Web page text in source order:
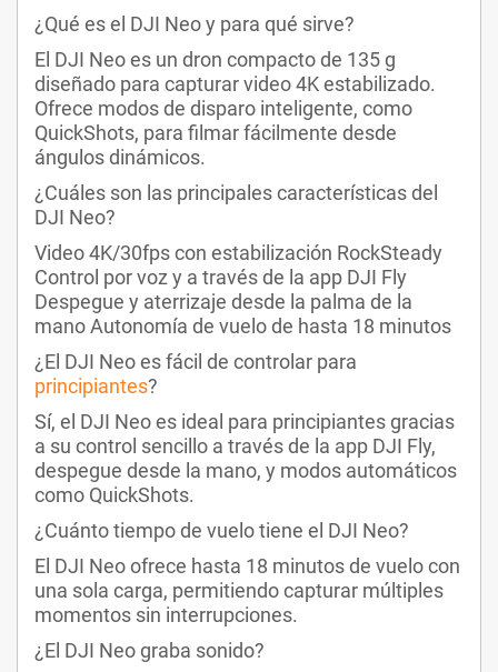
¿Qué es el DJI Neo y para qué sirve?
El DJI Neo es un dron compacto de 135 g
diseñado para capturar video 4K estabilizado.
Ofrece modos de disparo inteligente, como
QuickShots, para filmar fácilmente desde
ángulos dinámicos.
¿Cuáles son las principales características del
DJI Neo?
Video 4K/30fps con estabilización RockSteady
Control por voz y a través de la app DJI Fly
Despegue y aterrizaje desde la palma de la
mano Autonomía de vuelo de hasta 18 minutos
¿El DJI Neo es fácil de controlar para
principiantes?
Sí, el DJI Neo es ideal para principiantes gracias
a su control sencillo a través de la app DJI Fly,
despegue desde la mano, y modos automáticos
como QuickShots.
¿Cuánto tiempo de vuelo tiene el DJI Neo?
El DJI Neo ofrece hasta 18 minutos de vuelo con
una sola carga, permitiendo capturar múltiples
momentos sin interrupciones.
¿El DJI Neo graba sonido?